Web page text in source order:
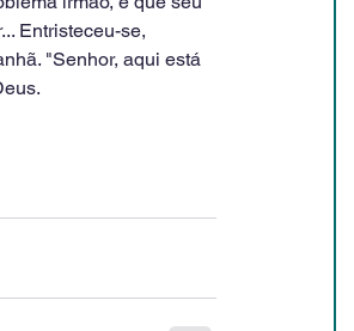
Entristeceu-se,
"Senhor, aqui está